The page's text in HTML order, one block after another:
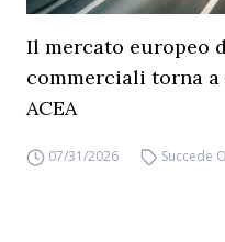
Il mercato europeo
commerciali torna
ACEA
07/31/2026 Succede